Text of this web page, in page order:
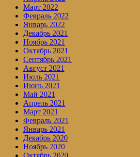
Март 2022
Февраль 2022
Январь 2022
Декабрь 2021
Ноябрь 2021
Октябрь 2021
Сентябрь 2021
Август 2021
Июль 2021
Июнь 2021
Май 2021
Апрель 2021
Март 2021
Февраль 2021
Январь 2021
Декабрь 2020
Ноябрь 2020
Октябрь 2020